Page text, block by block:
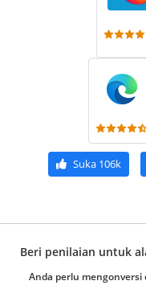
Suka106k
Beri penilaian untuk
Anda perlu